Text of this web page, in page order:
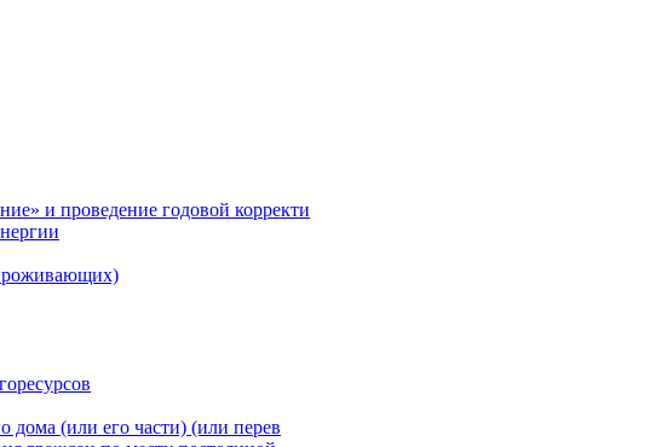
и проведение годовой корректи
дома (или его части) (или перев